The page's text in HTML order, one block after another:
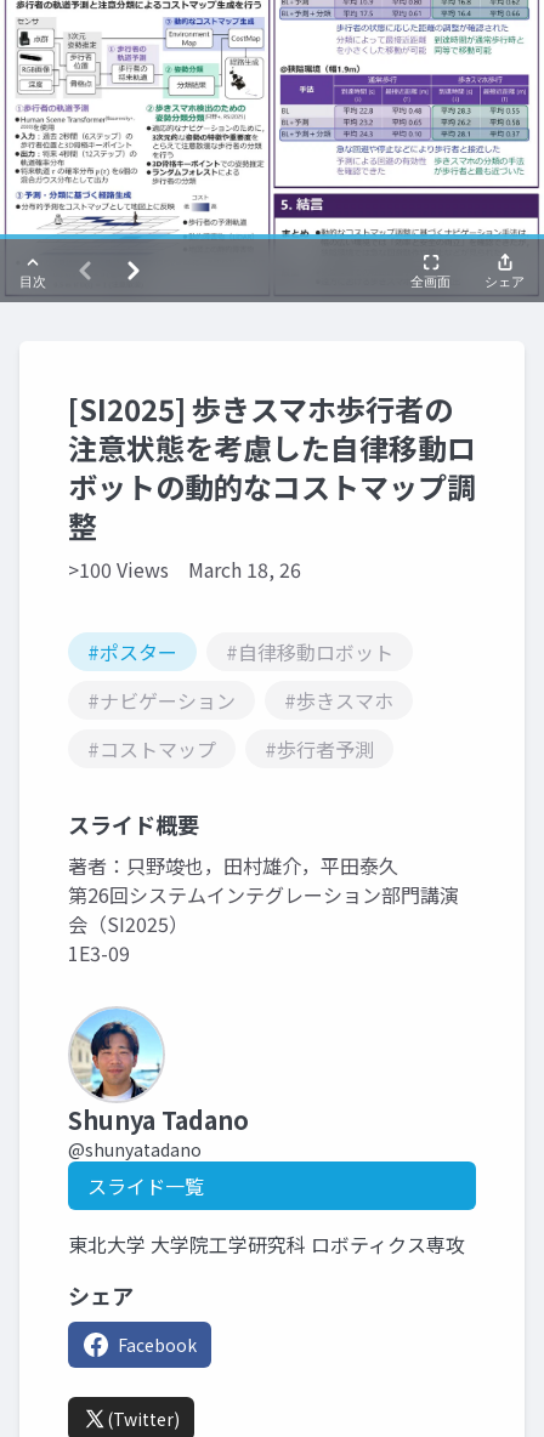
[SI2025] 歩きスマホ歩行者の
注意状態を考慮した自律移動ロ
ボットの動的なコストマップ調
整
>100 Views March 18, 26
#ポスター
#自律移動ロボット
#ナビゲーション
#歩きスマホ
#コストマップ
#歩行者予測
スライド概要
著者：只野竣也，田村雄介，平田泰久
第26回システムインテグレーション部門講演
会（SI2025）
1E3-09
Shunya Tadano
@shunyatadano
スライド一覧
東北大学 大学院工学研究科 ロボティクス専攻
シェア
Facebook
(Twitter)